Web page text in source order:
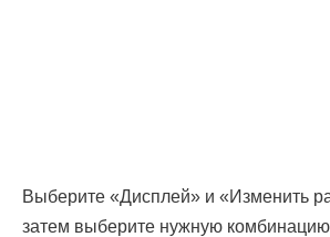
Выберите «Дисплей» и «Изменить
затем выберите нужную